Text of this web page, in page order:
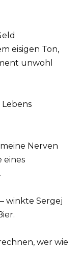
eisigen Ton,
unwohl
Nerven
eines
winkte Sergej
wer wie